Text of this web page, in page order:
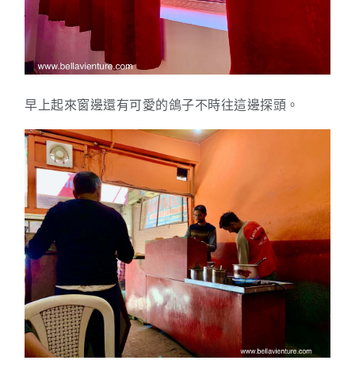
早上起來窗邊還有可愛的鴿子不時往這邊探頭。